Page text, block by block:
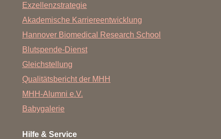
Exzellenzstrategie
Akademische Karriereentwicklung
Hannover Biomedical Research School
Blutspende-Dienst
Gleichstellung
Qualitätsbericht der MHH
MHH-Alumni e.V.
Babygalerie
Hilfe & Service